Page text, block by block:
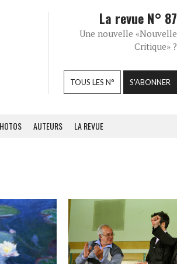
La revue N° 87
Une nouvelle «Nouvelle
Critique» ?
TOUS LES N° S'ABONNER
AUTEURS LA REVUE